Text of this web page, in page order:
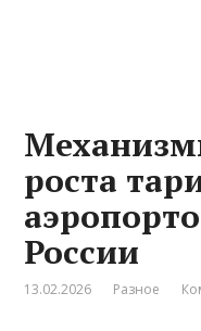
роста
России
13.02.2026 Разное